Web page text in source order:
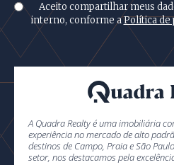
Aceito compartilhar meus
interno, conforme aPolítica de
A Quadra Realty é uma imobiliária
experiência no mercado de alto
destinos de Campo, Praia e São
setor, nos destacamos pela